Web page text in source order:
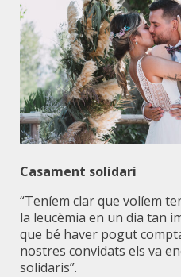
Casament solidari
“Teníem clar que volíem
la leucèmia en un dia tan
que bé haver pogut
nostres convidats els va
solidaris”.